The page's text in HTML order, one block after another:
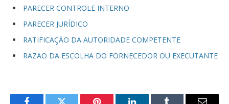
PARECER CONTROLE INTERNO
PARECER JURÍDICO
RATIFICAÇÃO DA AUTORIDADE COMPETENTE
RAZÃO DA ESCOLHA DO FORNECEDOR OU EXECUTANTE